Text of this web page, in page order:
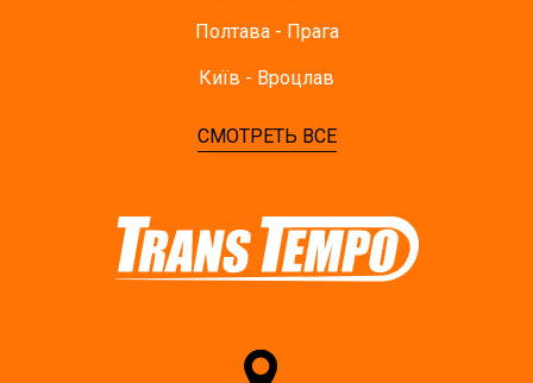
Полтава - Прага
Київ - Вроцлав
СМОТРЕТЬ ВСЕ